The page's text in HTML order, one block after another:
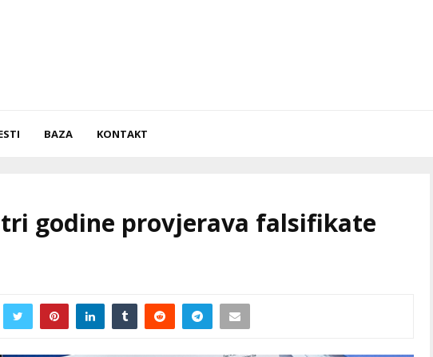
BAZA KONTAKT
tri godine provjerava falsifikate